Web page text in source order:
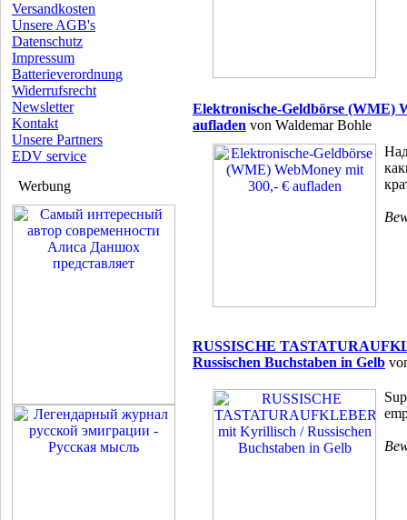
Versandkosten
Unsere AGB's
Datenschutz
Impressum
Batterieverordnung
Widerrufsrecht
Newsletter
Kontakt
Unsere Partners
EDV service
Werbung
Elektronische-Geldbörse (WME)
aufladen von Waldemar Bohle
RUSSISCHE
Russischen Buchstaben in Gelb